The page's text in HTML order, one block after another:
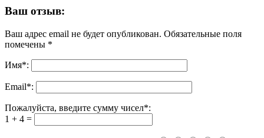
Ваш отзыв:
Ваш адрес email не будет опубликован. Обязательные поля
помечены *
Имя*:
Email*:
Пожалуйста, введите сумму чисел*:
1 + 4 =